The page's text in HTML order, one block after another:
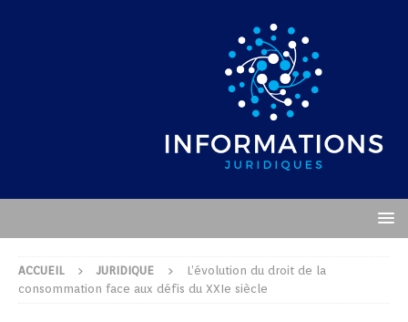
ACCUEIL JURIDIQUE
L’évolution du droit de la
consommation face aux défis du XXIe siècle